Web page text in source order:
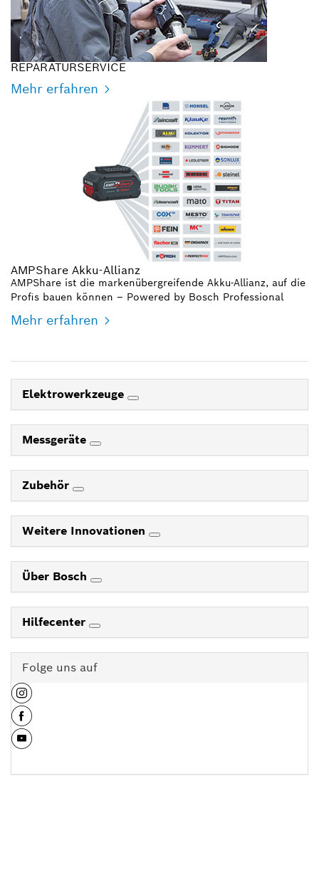
REPARATURSERVICE
Mehr erfahren
AMPShare Akku-Allianz
AMPShare ist die markenübergreifende Akku-Allianz, auf die
Profis bauen können – Powered by Bosch Professional
Mehr erfahren
Elektrowerkzeuge
Messgeräte
Zubehör
Weitere Innovationen
Über Bosch
Hilfecenter
Folge uns auf